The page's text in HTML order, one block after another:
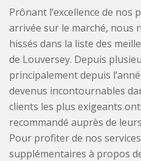
Prônant l’excellence de
arrivée sur le marché, nous
hissés dans la liste des
de Louversey. Depuis
principalement depuis
devenus incontournables
clients les plus exigeants
recommandé auprès de
Pour profiter de nos
supplémentaires à propos